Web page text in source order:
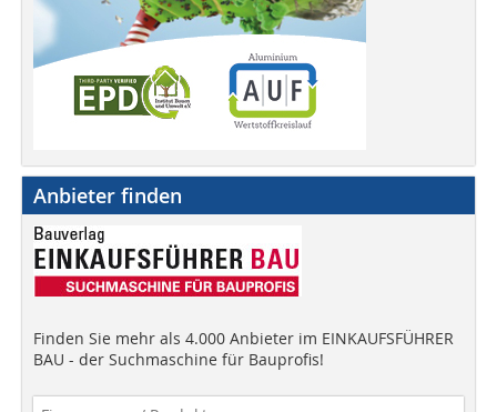
Anbieter finden
Finden Sie mehr als 4.000 Anbieter im EINKAUFSFÜHRER
BAU - der Suchmaschine für Bauprofis!